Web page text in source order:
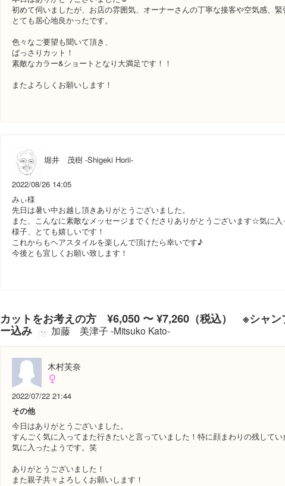
初めて伺いましたが、お店の雰囲気、オーナーさんの丁寧な接客や空気感、緊
とても居心地良かったです。
色々なご要望も聞いて頂き、
ばっさりカット！
素敵なカラー&ショートとなり大満足です！！
またよろしくお願いします！
堀井 茂樹 -Shigeki Horii-
2022/08/26 14:05
みぃ様
先日は暑い中お越し頂きありがとうございました。
また、こんなに素敵なメッセージまでくださりありがとうございます☆気に
様子、とても嬉しいです！
これからもヘアスタイルを楽しんで頂けたら幸いです♪
今後とも宜しくお願い致します！
カットをお考えの方 ¥6,050 〜 ¥7,260（税込） ※シャン
ー込み 加藤 美津子 -Mitsuko Kato-
木村芙奈
2022/07/22 21:44
その他
今日はありがとうございました。
すんごく気に入ってまた行きたいと言っていました！特に顔まわりの残して
気に入ったようです。笑
ありがとうございました！
また親子共々よろしくお願いします！